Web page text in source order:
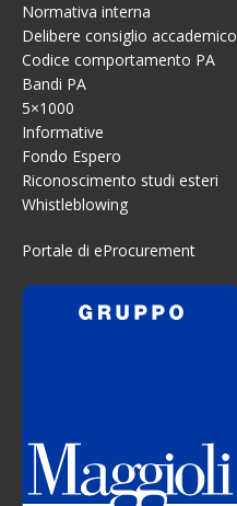
Normativa interna
Delibere consiglio accademico
Codice comportamento PA
Bandi PA
5×1000
Informative
Fondo Espero
Riconoscimento studi esteri
Whistleblowing
Portale di eProcurement